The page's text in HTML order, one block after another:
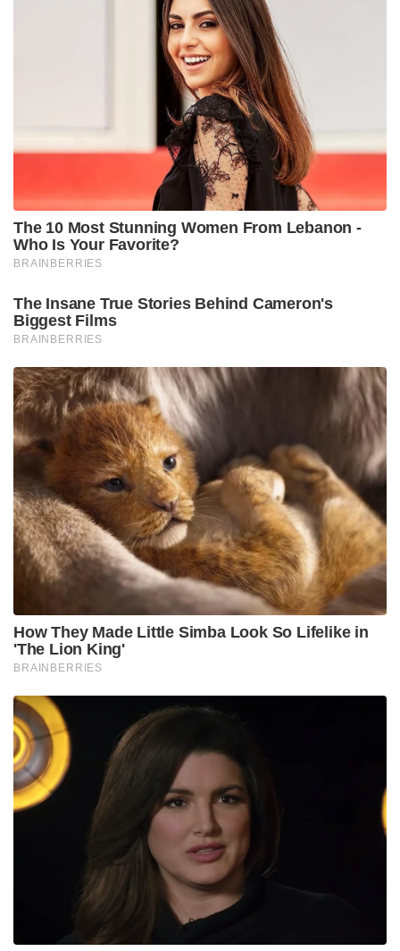
The 10 Most Stunning Women From Lebanon -
Who Is Your Favorite?
BRAINBERRIES
The Insane True Stories Behind Cameron's
Biggest Films
BRAINBERRIES
How They Made Little Simba Look So Lifelike in
'The Lion King'
BRAINBERRIES